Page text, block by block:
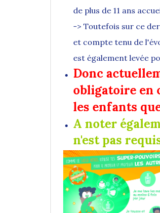
de plus de 11 ans
-> Toutefois sur ce
et compte tenu de
est également levée
Donc
obligatoire en
les enfants
A noter
n'est pas